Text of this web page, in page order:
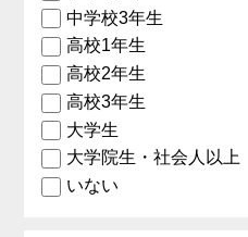
中学校3年生
高校1年生
高校2年生
高校3年生
大学生
大学院生・社会人以上
いない